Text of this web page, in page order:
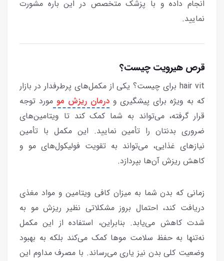
انجام داده و با پزشک متخصص در این باره مشورت
نمایید.
قرص هیرویت چیست؟
hair vit برای چیست؟ یکی از مکمل‌های پرطرفدار در بازار
که به ویژه برای پیشگیری ودرمان ریزش مو مورد توجه
قرار گرفته، می‌تواند به شما کمک کند تا ویتامین‌های
ضروری بدنتان را تأمین نمایید. این مکمل با تأمین
نیازهای غذایی، می‌تواند به تقویت فولیکول‌های مو و
کاهش ریزش آن‌ها بپردازد.
زمانی که بدن شما به میزان کافی ویتامین و مواد مغذی
دریافت کند، احتمال بروز مشکلاتی نظیر ریزش مو به
شدت کاهش می‌یابد. بنابراین، استفاده از این مکمل
نه‌تنها به حفظ سلامت موها کمک می‌کند بلکه به بهبود
وضعیت کلی بدن نیز یاری می‌رساند. با مصرف مداوم این